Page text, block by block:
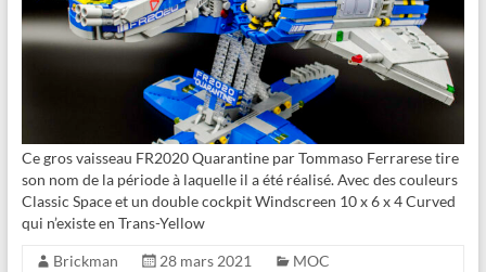
Ce gros vaisseau FR2020 Quarantine par Tommaso Ferrarese tire
son nom de la période à laquelle il a été réalisé. Avec des couleurs
Classic Space et un double cockpit Windscreen 10 x 6 x 4 Curved
qui n’existe en Trans-Yellow
Brickman 28 mars 2021
MOC